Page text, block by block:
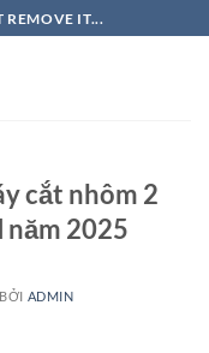
REMOVE IT...
cắt nhôm 2
năm 2025
BỞI ADMIN